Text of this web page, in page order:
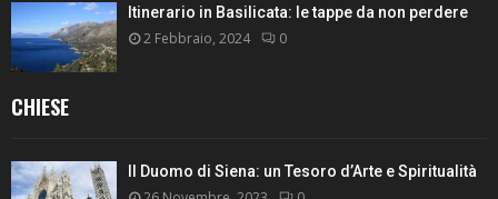
Itinerario in Basilicata: le tappe da non perdere
2 Febbraio, 2024 0
CHIESE
Il Duomo di Siena: un Tesoro d’Arte e Spiritualità